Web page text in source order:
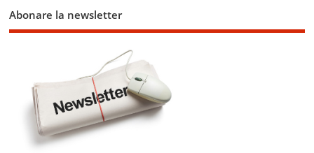
Abonare la newsletter